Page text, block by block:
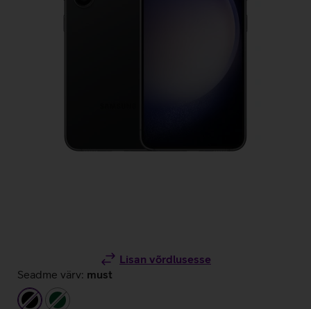
Lisan võrdlusesse
Seadme värv: must
musttumeroheline